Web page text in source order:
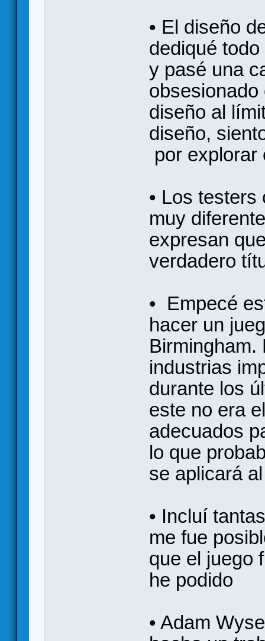
• El diseño
dediqué
y pasé una
diseño al
diseño,
por explorar
• Los
muy
expresan
verdadero
• Empecé
hacer un
Birmingham.
industrias
durante los
este no era
adecuados
lo que
se aplicará
• Incluí
me fue
que el juego
he podido
• Adam